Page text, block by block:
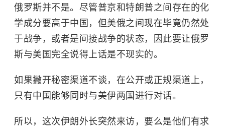
俄罗斯并不是。尽管普京和特朗普之间存在的化
学成分要高于中国，但美俄之间现在毕竟仍然处
于战争，或者是间接战争的状态，因此要让俄罗
斯与美国完全说得上话是不现实的。
如果撇开秘密渠道不谈，在公开或正规渠道上，
只有中国能够同时与美伊两国进行对话。
所以，这次伊朗外长突然来访，要么是他们有求